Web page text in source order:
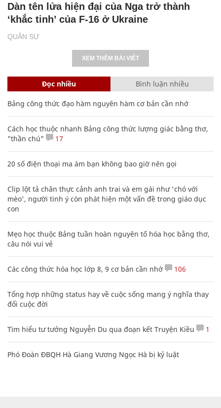
QUÂN SỰ
Dàn tên lửa hiện đại của Nga trở thành
‘khắc tinh’ của F-16 ở Ukraine
XEM THÊM BÀI VIẾT
Đọc nhiều Bình luận nhiều
Bảng công thức đạo hàm nguyên hàm cơ bản cần nhớ
Cách học thuộc nhanh Bảng công thức lượng giác bằng thơ,
"thần chú"
17
20 số điện thoại ma ám bạn không bao giờ nên gọi
Clip lột tả chân thực cảnh anh trai và em gái như 'chó với
mèo', người tinh ý còn phát hiện một vấn đề trong giáo dục
con
Mẹo học thuộc Bảng tuần hoàn nguyên tố hóa học bằng thơ,
câu nói vui vẻ
Các công thức hóa học lớp 8, 9 cơ bản cần nhớ 106
Tổng hợp những status hay về cuộc sống mang ý nghĩa thay
đổi cuộc đời
Tìm hiểu tư tưởng Nguyễn Du qua đoạn kết Truyện Kiều 1
Phó Đoàn ĐBQH Hà Giang Vương Ngọc Hà bị kỷ luật